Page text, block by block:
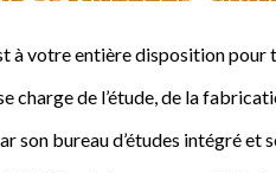
à votre entière disposition
charge de l’étude, de la
son bureau d’études intégré